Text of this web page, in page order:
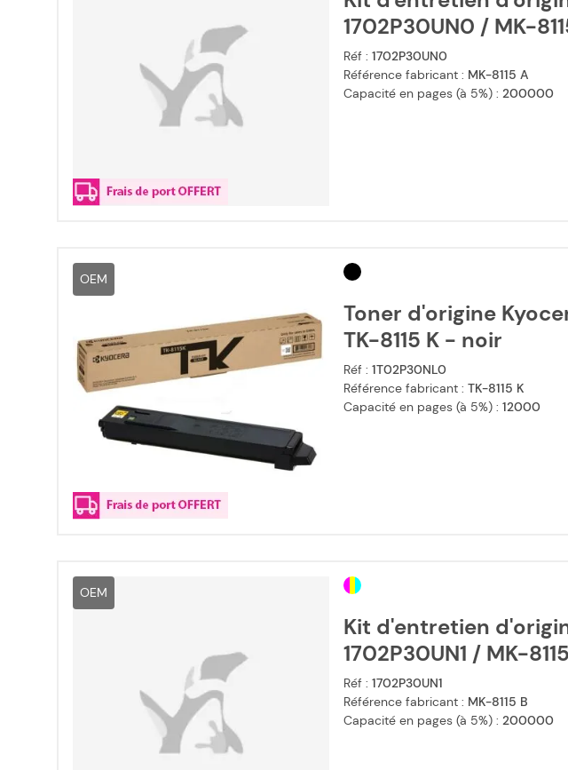
1702P30UN0 / MK-
Réf : 1702P30UN0
Référence fabricant : MK-8115 A
Capacité en pages (à 5%) : 200000
OEM
Toner d'origine
TK-8115 K - noir
Réf : 1T02P30NL0
Référence fabricant : TK-8115 K
Capacité en pages (à 5%) : 12000
OEM
Kit d'entretien
1702P30UN1 / MK-
Réf : 1702P30UN1
Référence fabricant : MK-8115 B
Capacité en pages (à 5%) : 200000